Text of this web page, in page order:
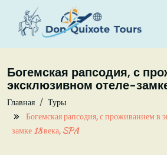
Skip to main content
Богемская рапсодия, с
эксклюзивном отеле-
Главная
Туры
Богемская рапсодия, с проживанием в
замке 18 века, SPA